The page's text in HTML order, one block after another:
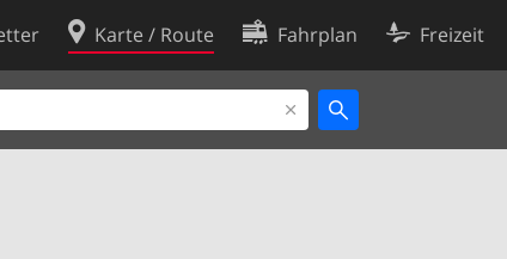
Karte / Route Fahrplan Freizeit
Cookie-Richtlinie
Cookie-Einstellungen